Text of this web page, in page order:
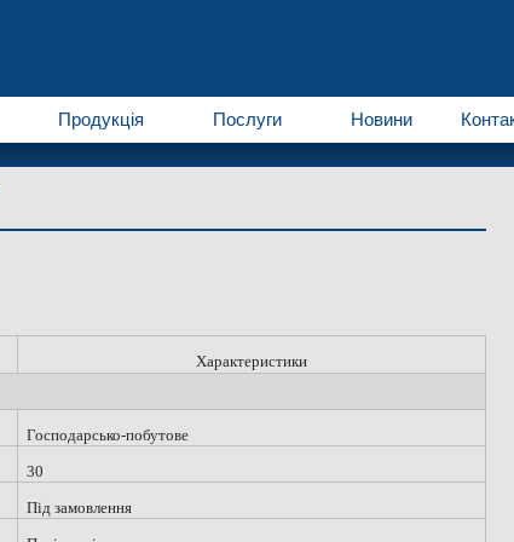
Продукція Послуги Новини
Характеристики
Господарсько-побутове
30
Під замовлення